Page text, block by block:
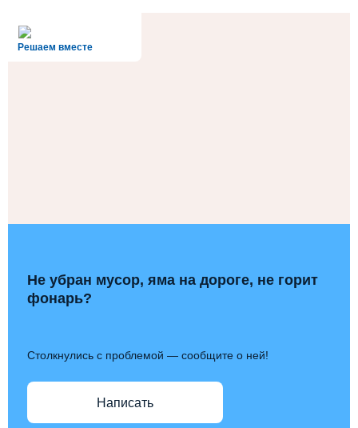
Решаем вместе
Не убран мусор, яма на дороге, не горит
фонарь?
Столкнулись с проблемой — сообщите о ней!
Написать